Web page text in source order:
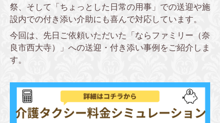
祭、そして「ちょっとした日常の用事」での送迎や施
設内での付き添い介助にも喜んで対応しています。
今回は、先日ご依頼いただいた「ならファミリー（奈
良市西大寺）」への送迎・付き添い事例をご紹介しま
す。